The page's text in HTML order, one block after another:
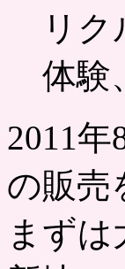
リ
体験
2011
の販売
まず